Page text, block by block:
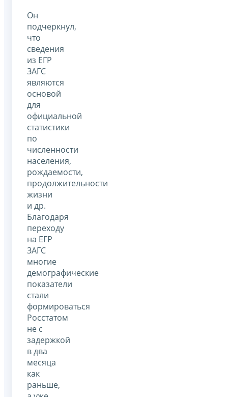
Он
подчеркнул,
что
сведения
из ЕГР
ЗАГС
являются
основой
для
официальной
статистики
по
численности
населения,
рождаемости,
продолжительности
жизни
и др.
Благодаря
переходу
на ЕГР
ЗАГС
многие
демографические
показатели
стали
формироваться
Росстатом
не с
задержкой
в два
месяца
как
раньше,